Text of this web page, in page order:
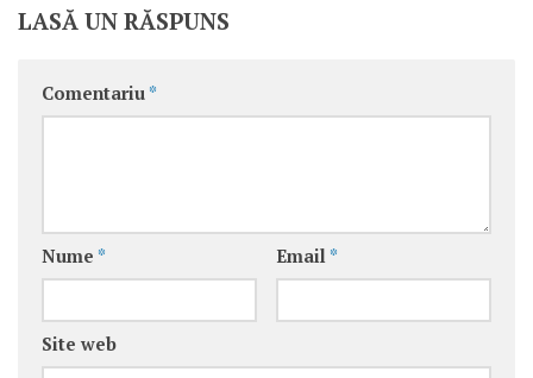
LASĂ UN RĂSPUNS
Comentariu *
Nume * Email *
Site web